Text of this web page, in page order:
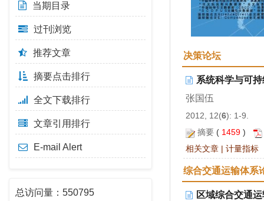
决策论坛
系统科学与可
张国伍
2012, 12(6): 1-9.
摘要 ( 1459)
相关文章 |计量指标
综合交通运输体系
区域综合交通
当期目录
过刊浏览
推荐文章
摘要点击排行
全文下载排行
文章引用排行
E-mail Alert
总访问量： 550795